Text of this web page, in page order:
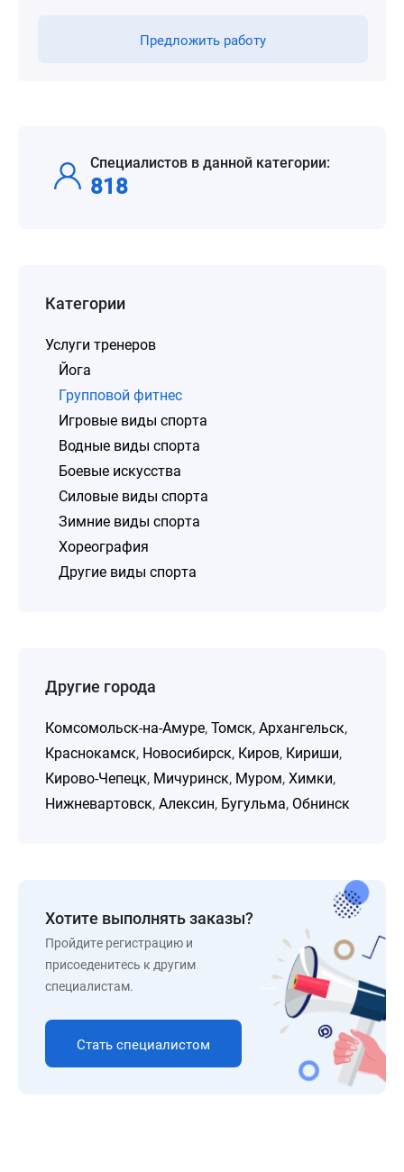
Предложить работу
Специалистов в данной категории:
818
Категории
Услуги тренеров
Йога
Групповой фитнес
Игровые виды спорта
Водные виды спорта
Боевые искусства
Силовые виды спорта
Зимние виды спорта
Хореография
Другие виды спорта
Другие города
Комсомольск-на-Амуре, Томск, Архангельск,
Краснокамск, Новосибирск, Киров, Кириши,
Кирово-Чепецк, Мичуринск, Муром, Химки,
Нижневартовск, Алексин, Бугульма, Обнинск
Хотите выполнять заказы?
Пройдите регистрацию и
присоеденитесь к другим
специалистам.
Стать специалистом